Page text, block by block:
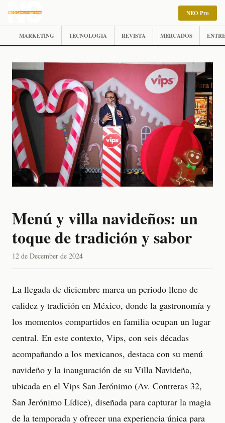
NEO Pro
MARKETING TECNOLOGIA REVISTA MERCADOS
Menú y villa navideños: un
toque de tradición y sabor
12 de December de 2024
La llegada de diciembre marca un periodo lleno de
calidez y tradición en México, donde la gastronomía y
los momentos compartidos en familia ocupan un lugar
central. En este contexto, Vips, con seis décadas
acompañando a los mexicanos, destaca con su menú
navideño y la inauguración de su Villa Navideña,
ubicada en el Vips San Jerónimo (Av. Contreras 32,
San Jerónimo Lídice), diseñada para capturar la magia
de la temporada y ofrecer una experiencia única para